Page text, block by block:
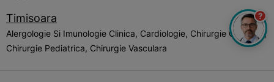
Timisoara
Alergologie Si Imunologie Clinica, Cardiologie, Chirurgie Generala,
Chirurgie Pediatrica, Chirurgie Vasculara
?